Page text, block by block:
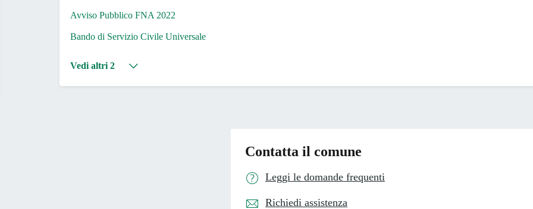
Avviso Pubblico FNA 2022
Bando di Servizio Civile Universale
Vedi altri 2
Contatta il comune
Leggi le domande frequenti
Richiedi assistenza